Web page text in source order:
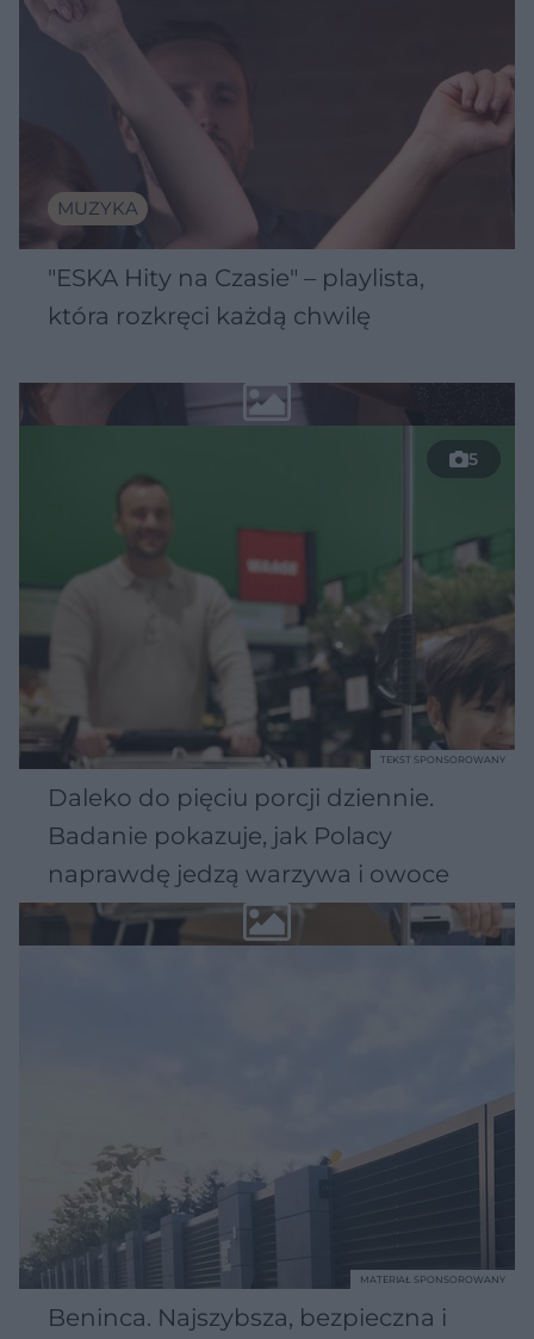
MUZYKA
"ESKA Hity na Czasie" – playlista,
która rozkręci każdą chwilę
5
Daleko do pięciu porcji dziennie.
Badanie pokazuje, jak Polacy
naprawdę jedzą warzywa i owoce
TEKST SPONSOROWANY
Beninca. Najszybsza, bezpieczna i
MATERIAŁ SPONSOROWANY